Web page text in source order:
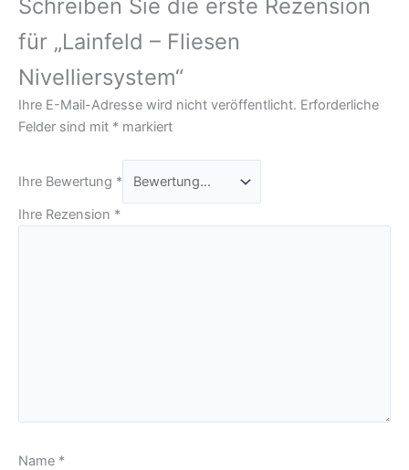
Schreiben Sie die erste Rezension
für „Lainfeld – Fliesen
Nivelliersystem“
Ihre E-Mail-Adresse wird nicht veröffentlicht. Erforderliche
Felder sind mit * markiert
Ihre Bewertung *
Ihre Rezension *
Name *